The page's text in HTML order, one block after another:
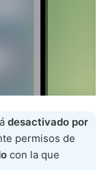
desactivado por
permisos de
con la que